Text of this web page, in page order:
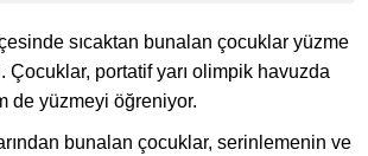
sıcaktan bunalan çocuklar yüzme
Çocuklar, portatif yarı olimpik havuzda
de yüzmeyi öğreniyor.
bunalan çocuklar, serinlemenin ve